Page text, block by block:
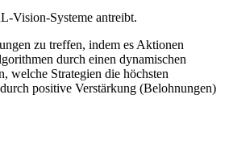
Vision-Systeme antreibt.
zu treffen, indem es Aktionen
durch einen dynamischen
welche Strategien die höchsten
positive Verstärkung (Belohnungen)